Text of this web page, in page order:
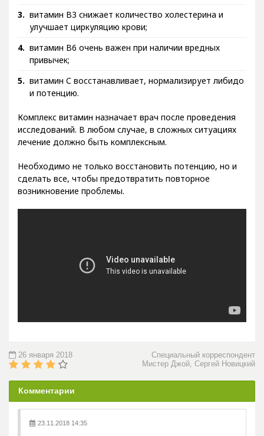
витамин В3 снижает количество холестерина и
улучшает циркуляцию крови;
витамин В6 очень важен при наличии вредных
привычек;
витамин С восстанавливает, нормализирует либидо
и потенцию.
Комплекс витамин назначает врач после проведения
исследований. В любом случае, в сложных ситуациях
лечение должно быть комплексным.
Необходимо не только восстановить потенцию, но и
сделать все, чтобы предотвратить повторное
возникновение проблемы.
Специальный корреспондент
Мистер Джой, Сергей Новицкий
26 января 2018
Комментарии
23.11.2018 14:35